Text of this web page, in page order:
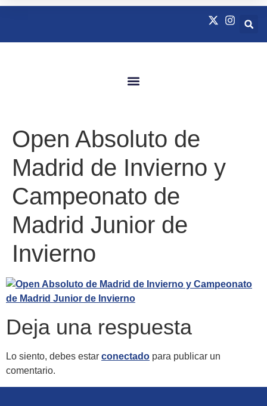
Open Absoluto de
Madrid de Invierno y
Campeonato de
Madrid Junior de
Invierno
Deja una respuesta
Lo siento, debes estar conectado para publicar un
comentario.